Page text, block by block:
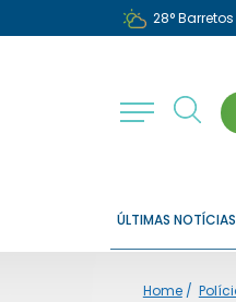
28°Barretos
ÚLTIMAS NOTÍCIAS
Home/